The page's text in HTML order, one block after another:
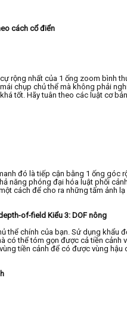
cách cổ điển
rộng nhất của 1 ống zoom bình
chụp chủ thể mà không phải
tốt. Hãy tuân theo các luật cơ
đó là tiếp cận bằng 1 ống góc
năng phóng đại hóa luật phối
cách để cho ra những tấm ảnh
of-field Kiểu 3: DOF nông
thể chính của bạn. Sử dụng khẩu
có thể tóm gọn được cả tiền cảnh
tiền cảnh để có được vùng hậu